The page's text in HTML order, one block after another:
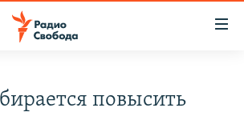
повысить